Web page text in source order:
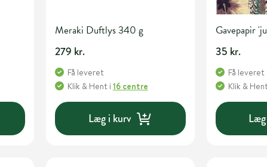
Meraki Duftlys 340 g
279 kr.
Få leveret
Klik & Hent i 16 centre
Læg i kurv
Gavepapir
35 kr.
Få leveret
Klik & Hent